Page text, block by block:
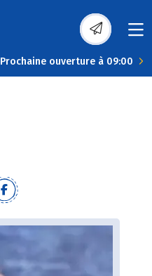
Prochaine ouverture à 09:00